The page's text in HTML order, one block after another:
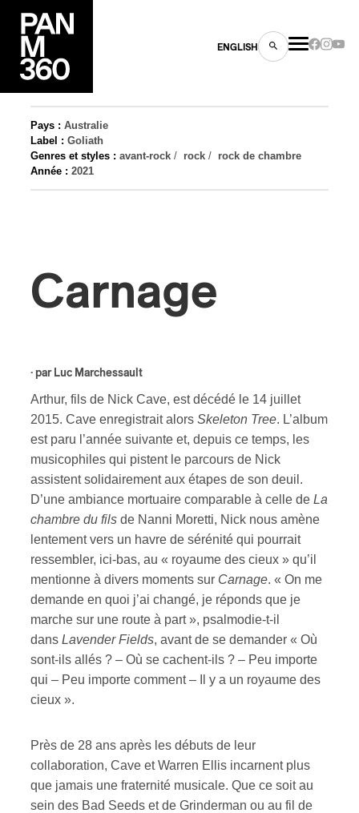
ENGLISH
Pays : Australie
Label : Goliath
Genres et styles : avant-rock / rock / rock de chambre
Année : 2021
Carnage
· par Luc Marchessault
Arthur, fils de Nick Cave, est décédé le 14 juillet
2015. Cave enregistrait alors Skeleton Tree. L’album
est paru l’année suivante et, depuis ce temps, les
musicophiles qui pistent le parcours de Nick
assistent solidairement aux étapes de son deuil.
D’une ambiance mortuaire comparable à celle de La
chambre du fils de Nanni Moretti, Nick nous amène
lentement vers un havre de sérénité qui pourrait
ressembler, ici-bas, au « royaume des cieux » qu’il
mentionne à divers moments sur Carnage. « On me
demande en quoi j’ai changé, je réponds que je
marche sur une route à part », psalmodie-t-il
dans Lavender Fields, avant de se demander « Où
sont-ils allés ? – Où se cachent-ils ? – Peu importe
qui – Peu importe comment – Il y a un royaume des
cieux ».
Près de 28 ans après les débuts de leur
collaboration, Cave et Warren Ellis incarnent plus
que jamais une fraternité musicale. Que ce soit au
sein des Bad Seeds et de Grinderman ou au fil de